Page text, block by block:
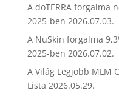
A doTERRA forgalma
2025-ben 2026.07.03.
A NuSkin forgalma
2025-ben 2026.07.02.
A Világ Legjobb MLM
Lista 2026.05.29.